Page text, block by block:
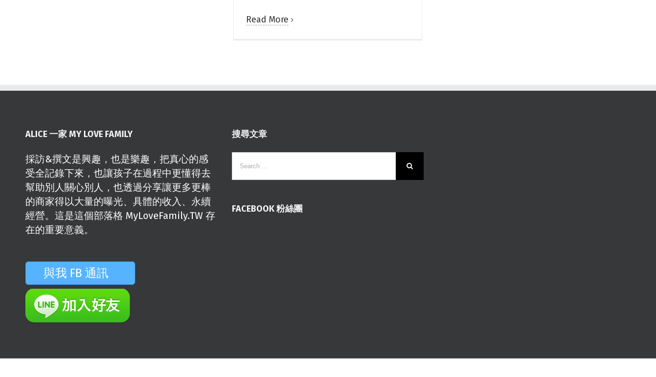
Read More
ALICE 一家 MY LOVE FAMILY
採訪&撰文是興趣，也是樂趣，把真心的感
受全記錄下來，也讓孩子在過程中更懂得去
幫助別人關心別人，也透過分享讓更多更棒
的商家得以大量的曝光、具體的收入、永續
經營。這是這個部落格 MyLoveFamily.TW 存
在的重要意義。
與我 FB 通訊
搜尋文章
FACEBOOK 粉絲團